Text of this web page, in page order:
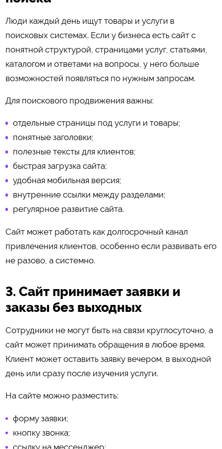
Люди каждый день ищут товары и услуги в
поисковых системах. Если у бизнеса есть сайт с
понятной структурой, страницами услуг, статьями,
каталогом и ответами на вопросы, у него больше
возможностей появляться по нужным запросам.
Для поискового продвижения важны:
отдельные страницы под услуги и товары;
понятные заголовки;
полезные тексты для клиентов;
быстрая загрузка сайта;
удобная мобильная версия;
внутренние ссылки между разделами;
регулярное развитие сайта.
Сайт может работать как долгосрочный канал
привлечения клиентов, особенно если развивать его
не разово, а системно.
3. Сайт принимает заявки и
заказы без выходных
Сотрудники не могут быть на связи круглосуточно, а
сайт может принимать обращения в любое время.
Клиент может оставить заявку вечером, в выходной
день или сразу после изучения услуги.
На сайте можно разместить:
форму заявки;
кнопку звонка;
ссылку на мессенджер;